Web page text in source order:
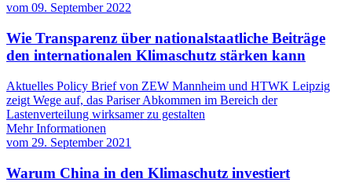
vom 09. September 2022
Wie Transparenz über nationalstaatliche Beiträge
den internationalen Klimaschutz stärken kann
Aktuelles Policy Brief von ZEW Mannheim und HTWK Leipzig
zeigt Wege auf, das Pariser Abkommen im Bereich der
Lastenverteilung wirksamer zu gestalten
Mehr Informationen
vom 29. September 2021
Warum China in den Klimaschutz investiert